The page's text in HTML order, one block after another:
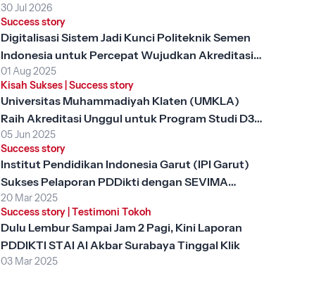
30 Jul 2026
Success story
Digitalisasi Sistem Jadi Kunci Politeknik Semen
Indonesia untuk Percepat Wujudkan Akreditasi
Unggul
01 Aug 2025
Kisah Sukses| Success story
Universitas Muhammadiyah Klaten (UMKLA)
Raih Akreditasi Unggul untuk Program Studi D3
Keperawatan dengan SEVIMA Platform
05 Jun 2025
Success story
Institut Pendidikan Indonesia Garut (IPI Garut)
Sukses Pelaporan PDDikti dengan SEVIMA
Platform
20 Mar 2025
Success story| Testimoni Tokoh
Dulu Lembur Sampai Jam 2 Pagi, Kini Laporan
PDDIKTI STAI Al Akbar Surabaya Tinggal Klik
03 Mar 2025